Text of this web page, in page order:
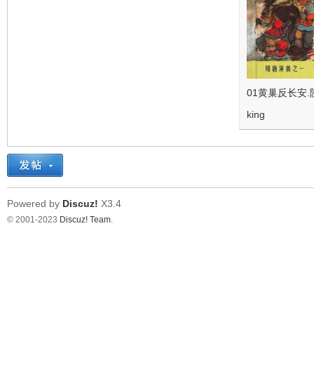
01黄巢反长安.
king
Powered by Discuz! X3.4
© 2001-2023 Discuz! Team.